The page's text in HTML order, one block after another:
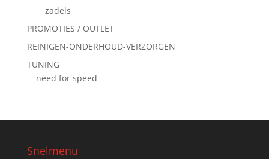
zadels
PROMOTIES / OUTLET
REINIGEN-ONDERHOUD-VERZORGEN
TUNING
need for speed
Snelmenu